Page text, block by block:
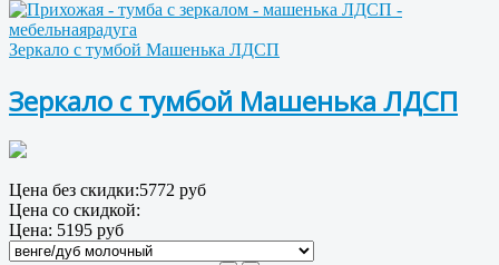
Зеркало с тумбой Машенька ЛДСП
Зеркало с тумбой Машенька ЛДСП
Цена без скидки:5772 руб
Цена со скидкой:
Цена: 5195 руб